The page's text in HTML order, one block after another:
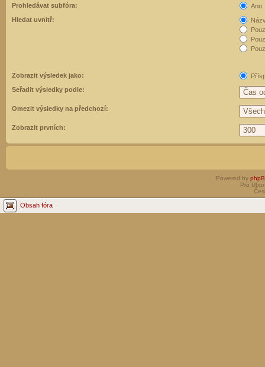
Prohledávat subfóra:
Ano
Hledat uvnitř:
Zobrazit výsledek jako:
Seřadit výsledky podle:
Omezit výsledky na předchozí:
Zobrazit prvních:
Powered by
Pro
Obsah fóra